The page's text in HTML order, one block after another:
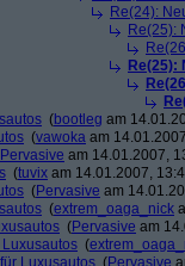
Re(24):
Re(25):
Re(25):
(bootleg am
(vawoka am
Pervasive am 14.01.2007,
(tuvix am 14.01.2007,
(Pervasive am
(extrem_oaga_nick
(Pervasive am
(
Luxusautos (Pervasive